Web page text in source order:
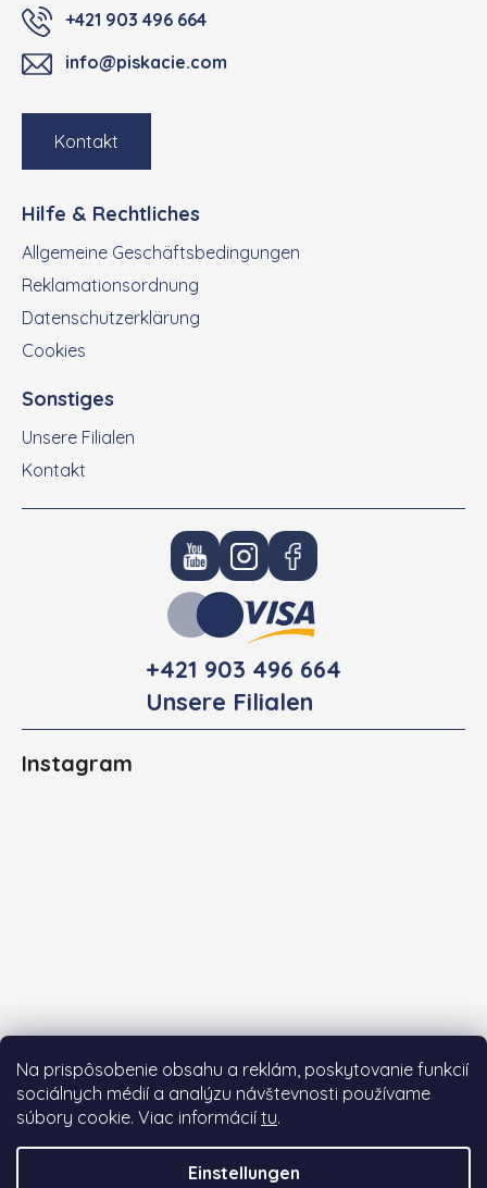
Na prispôsobenie obsahu a reklám, poskytovanie funkcií
sociálnych médií a analýzu návštevnosti používame
súbory cookie. Viac informácií tu.
Einstellungen
+421 903 496 664
info@piskacie.com
Kontakt
Hilfe & Rechtliches
Allgemeine Geschäftsbedingungen
Reklamationsordnung
Datenschutzerklärung
Cookies
Sonstiges
Unsere Filialen
Kontakt
+421 903 496 664
Unsere Filialen
Instagram